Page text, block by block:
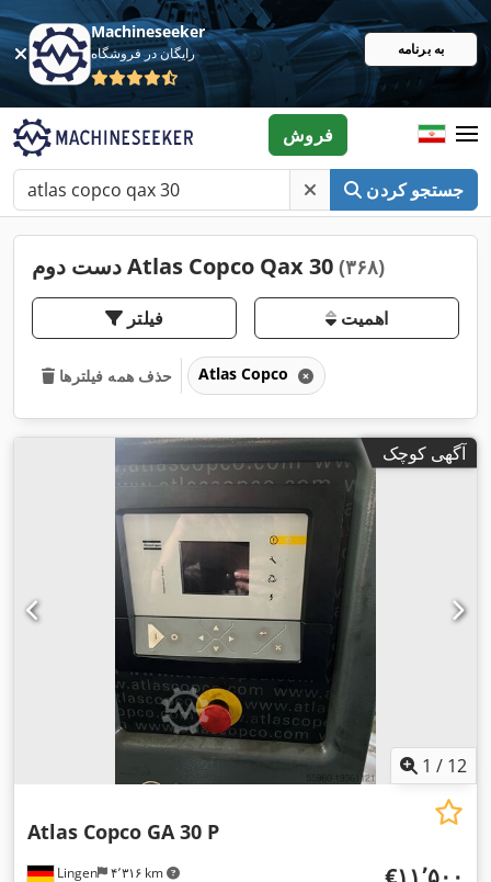
Machineseeker
رایگان در فروشگاه به برنامه
جستجو کردن
فروش
دست دوم Atlas Copco Qax 30 (۳۶۸)
فیلتر اهمیت
حذف همه فیلترها Atlas Copco
آگهی کوچک
1 / 12
Lingen ۴٬۳۱۶ km
Atlas Copco GA 30 P
‎€۱۱٬۵۰۰